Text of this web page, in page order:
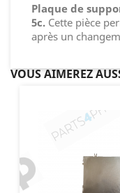
Plaque de
5c. Cette pièce
après un
VOUS AIMEREZ